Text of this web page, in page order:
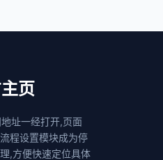
页
址一经打开,页面
程设置模块成为停
,方便快速定位具体